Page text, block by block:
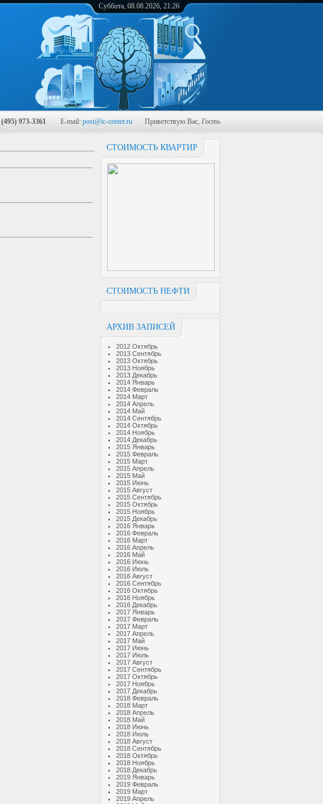
Суббота, 08.08.2026, 21:26
(495) 973-3361 E-mail: post@ic-center.ru Приветствую Вас, Гость
СТОИМОСТЬ КВАРТИР
СТОИМОСТЬ НЕФТИ
АРХИВ ЗАПИСЕЙ
2012 Октябрь
2013 Сентябрь
2013 Октябрь
2013 Ноябрь
2013 Декабрь
2014 Январь
2014 Февраль
2014 Март
2014 Апрель
2014 Май
2014 Сентябрь
2014 Октябрь
2014 Ноябрь
2014 Декабрь
2015 Январь
2015 Февраль
2015 Март
2015 Апрель
2015 Май
2015 Июнь
2015 Август
2015 Сентябрь
2015 Октябрь
2015 Ноябрь
2015 Декабрь
2016 Январь
2016 Февраль
2016 Март
2016 Апрель
2016 Май
2016 Июнь
2016 Июль
2016 Август
2016 Сентябрь
2016 Октябрь
2016 Ноябрь
2016 Декабрь
2017 Январь
2017 Февраль
2017 Март
2017 Апрель
2017 Май
2017 Июнь
2017 Июль
2017 Август
2017 Сентябрь
2017 Октябрь
2017 Ноябрь
2017 Декабрь
2018 Февраль
2018 Март
2018 Апрель
2018 Май
2018 Июнь
2018 Июль
2018 Август
2018 Сентябрь
2018 Октябрь
2018 Ноябрь
2018 Декабрь
2019 Январь
2019 Февраль
2019 Март
2019 Апрель